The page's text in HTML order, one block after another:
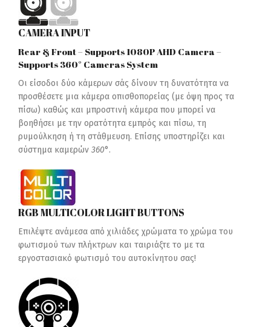
CAMERA INPUT
Rear & Front – Supports 1080P AHD Camera –
Supports 360° Cameras System
Οι είσοδοι δύο κάμερων σάς δίνουν τη δυνατότητα να
προσθέσετε μια κάμερα οπισθοπορείας (με όψη προς τα
πίσω) καθώς και μπροστινή κάμερα που μπορεί να
βοηθήσει με την ορατότητα εμπρός και πίσω, τη
ρυμούλκηση ή τη στάθμευση. Επίσης υποστηρίζει και
σύστημα καμερών 360°.
RGB MULTICOLOR LIGHT BUTTONS
Επιλέψτε ανάμεσα από χιλιάδες χρώματα το χρώμα του
φωτισμού των πλήκτρων και ταιριάξτε το με τα
εργοστασιακό φωτισμό του αυτοκίνητου σας!